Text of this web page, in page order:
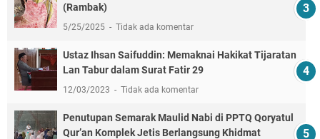
(Rambak)
5/25/2025 Tidak ada komentar
Ustaz Ihsan Saifuddin: Memaknai Hakikat Tijaratan
Lan Tabur dalam Surat Fatir 29
12/03/2023 Tidak ada komentar
Penutupan Semarak Maulid Nabi di PPTQ Qoryatul
Qur’an Komplek Jetis Berlangsung Khidmat